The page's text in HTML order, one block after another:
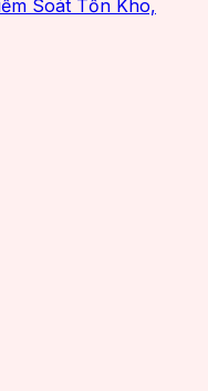
Soát Tồn Kho,